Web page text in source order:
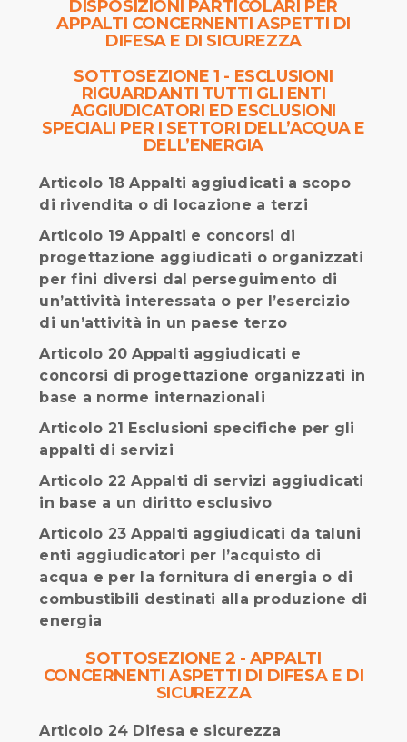
DISPOSIZIONI PARTICOLARI PER
APPALTI CONCERNENTI ASPETTI DI
DIFESA E DI SICUREZZA
SOTTOSEZIONE 1 - ESCLUSIONI
RIGUARDANTI TUTTI GLI ENTI
AGGIUDICATORI ED ESCLUSIONI
SPECIALI PER I SETTORI DELL’ACQUA E
DELL’ENERGIA
Articolo 18 Appalti aggiudicati a scopo
di rivendita o di locazione a terzi
Articolo 19 Appalti e concorsi di
progettazione aggiudicati o organizzati
per fini diversi dal perseguimento di
un’attività interessata o per l’esercizio
di un’attività in un paese terzo
Articolo 20 Appalti aggiudicati e
concorsi di progettazione organizzati in
base a norme internazionali
Articolo 21 Esclusioni specifiche per gli
appalti di servizi
Articolo 22 Appalti di servizi aggiudicati
in base a un diritto esclusivo
Articolo 23 Appalti aggiudicati da taluni
enti aggiudicatori per l’acquisto di
acqua e per la fornitura di energia o di
combustibili destinati alla produzione di
energia
SOTTOSEZIONE 2 - APPALTI
CONCERNENTI ASPETTI DI DIFESA E DI
SICUREZZA
Articolo 24 Difesa e sicurezza